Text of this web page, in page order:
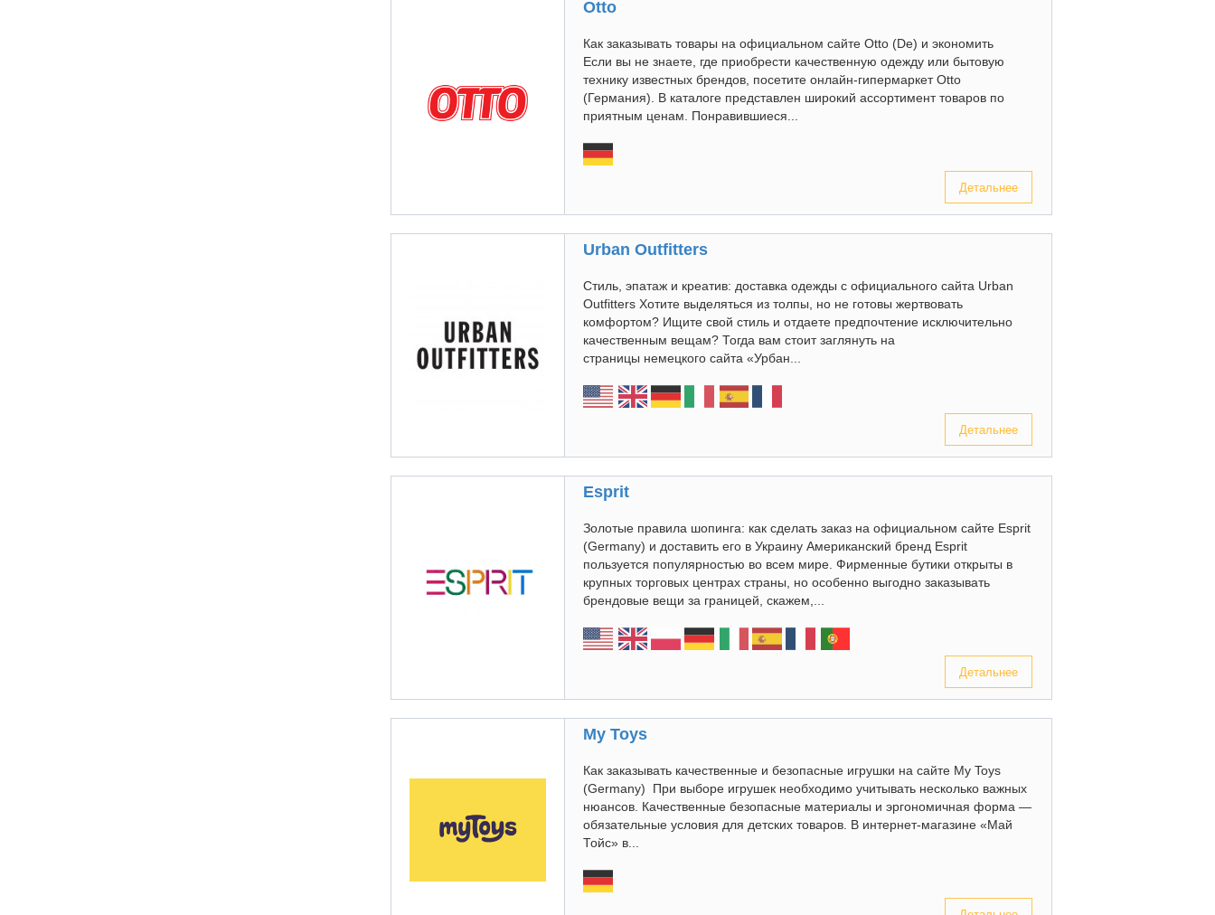
Otto
Как заказывать товары на официальном сайте Otto (De) и экономить
Если вы не знаете, где приобрести качественную одежду или бытовую
технику известных брендов, посетите онлайн-гипермаркет Otto
(Германия). В каталоге представлен широкий ассортимент товаров по
приятным ценам. Понравившиеся...
Детальнее
Urban Outfitters
Стиль, эпатаж и креатив: доставка одежды с официального сайта Urban
Outfitters Хотите выделяться из толпы, но не готовы жертвовать
комфортом? Ищите свой стиль и отдаете предпочтение исключительно
качественным вещам? Тогда вам стоит заглянуть на
страницы немецкого сайта «Урбан...
Детальнее
Esprit
Золотые правила шопинга: как сделать заказ на официальном сайте Esprit
(Germany) и доставить его в Украину Американский бренд Esprit
пользуется популярностью во всем мире. Фирменные бутики открыты в
крупных торговых центрах страны, но особенно выгодно заказывать
брендовые вещи за границей, скажем,...
Детальнее
My Toys
Как заказывать качественные и безопасные игрушки на сайте My Toys
(Germany) При выборе игрушек необходимо учитывать несколько важных
нюансов. Качественные безопасные материалы и эргономичная форма —
обязательные условия для детских товаров. В интернет-магазине «Май
Тойс» в...